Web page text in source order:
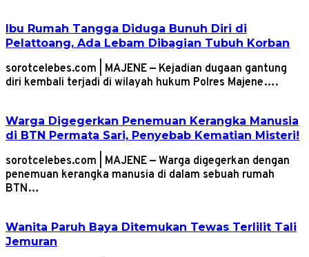
Ibu Rumah Tangga Diduga Bunuh Diri di
Pelattoang, Ada Lebam Dibagian Tubuh Korban
sorotcelebes.com | MAJENE — Kejadian dugaan gantung
diri kembali terjadi di wilayah hukum Polres Majene….
Warga Digegerkan Penemuan Kerangka Manusia
di BTN Permata Sari, Penyebab Kematian Misteri!
sorotcelebes.com | MAJENE — Warga digegerkan dengan
penemuan kerangka manusia di dalam sebuah rumah
BTN…
Wanita Paruh Baya Ditemukan Tewas Terlilit Tali
Jemuran